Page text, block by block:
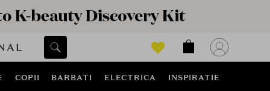
COPII BARBATI ELECTRICA INSPIRATIE